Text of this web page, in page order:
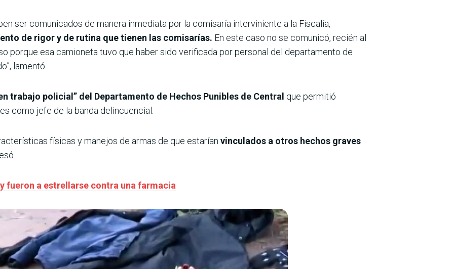
ser comunicados de manera inmediata por la comisaría interviniente a la Fiscalía,
de rigor y de rutina que tienen las comisarías. En este caso no se comunicó, recién al
porque esa camioneta tuvo que haber sido verificada por personal del departamento de
lamentó.
trabajo policial” del Departamento de Hechos Punibles de Central que permitió
como jefe de la banda delincuencial.
físicas y manejos de armas de que estarían vinculados a otros hechos graves
fueron a estrellarse contra una farmacia